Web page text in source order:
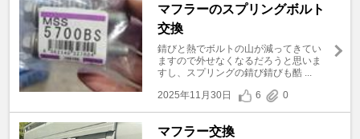
マフラーのスプリングボルト
交換
錆びと熱でボルトの山が減ってきてい
ますので外せなくなるだろうと思いま
すし、スプリングの錆び錆びも酷 ...
2025年11月30日
6 0
マフラー交換